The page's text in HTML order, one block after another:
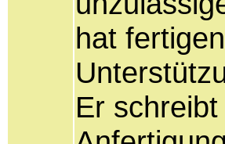
hat
Er